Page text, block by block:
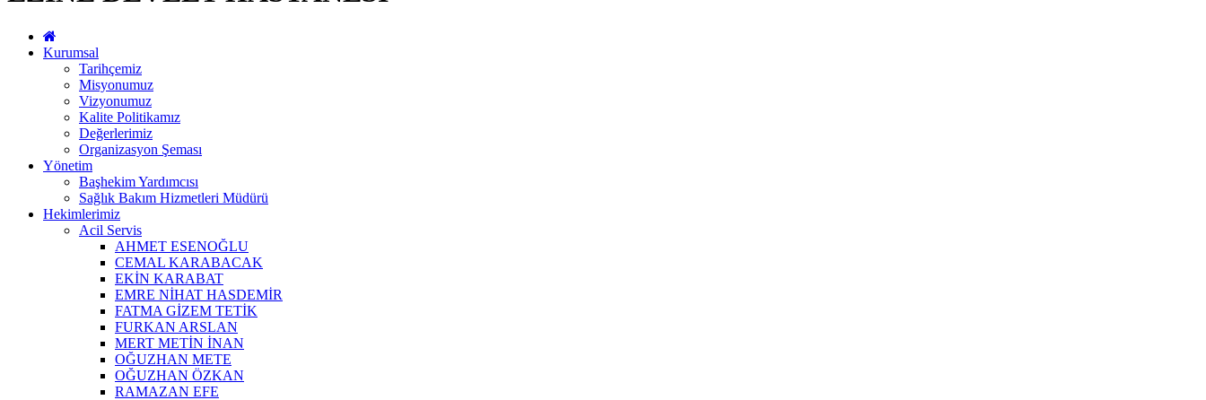
Kurumsal
Tarihçemiz
Misyonumuz
Vizyonumuz
Kalite Politikamız
Değerlerimiz
Organizasyon Şeması
Yönetim
Başhekim Yardımcısı
Sağlık Bakım Hizmetleri Müdürü
Hekimlerimiz
Acil Servis
AHMET ESENOĞLU
CEMAL KARABACAK
EKİN KARABAT
EMRE NİHAT HASDEMİR
FATMA GİZEM TETİK
FURKAN ARSLAN
MERT METİN İNAN
OĞUZHAN METE
OĞUZHAN ÖZKAN
RAMAZAN EFE